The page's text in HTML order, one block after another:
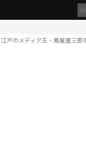
のメディア王・蔦屋重三郎